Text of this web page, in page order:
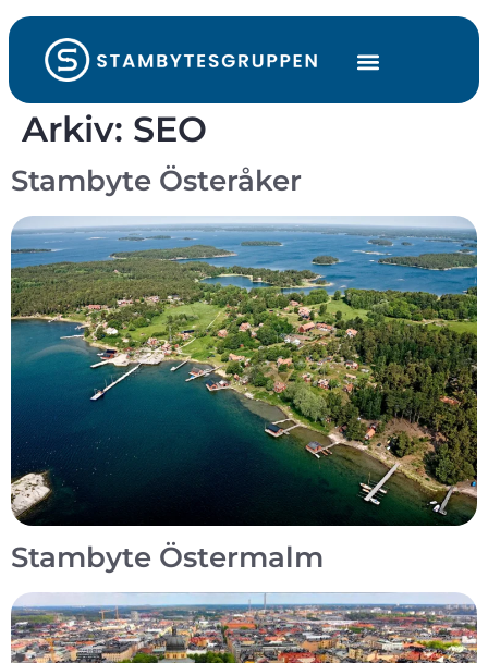
Arkiv: SEO
Stambyte Österåker
Stambyte Östermalm